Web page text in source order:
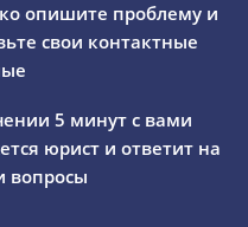
опишите проблему и
свои контактные
5 минут с вами
юрист и ответит на
вопросы